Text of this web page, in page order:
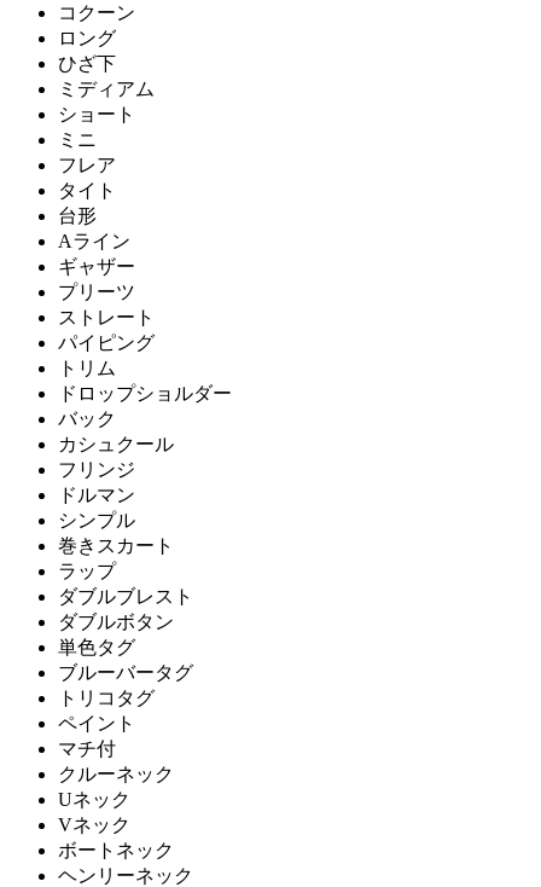
コクーン
ロング
ひざ下
ミディアム
ショート
ミニ
フレア
タイト
台形
Aライン
ギャザー
プリーツ
ストレート
パイピング
トリム
ドロップショルダー
バック
カシュクール
フリンジ
ドルマン
シンプル
巻きスカート
ラップ
ダブルブレスト
ダブルボタン
単色タグ
ブルーバータグ
トリコタグ
ペイント
マチ付
クルーネック
Uネック
Vネック
ボートネック
ヘンリーネック